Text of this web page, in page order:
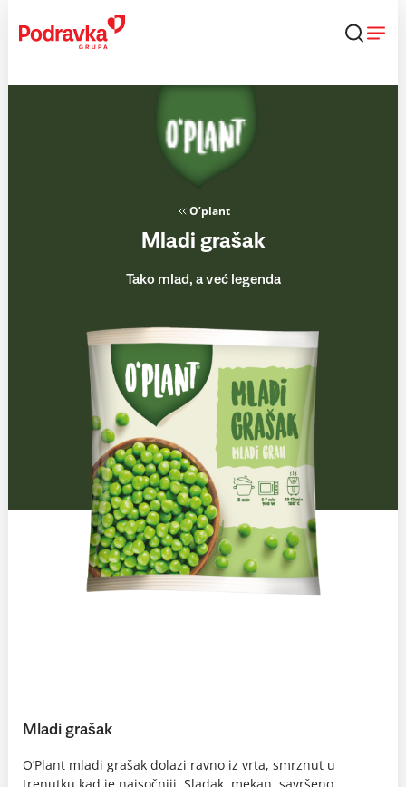
content
O’plant
Mladi grašak
Tako mlad, a već legenda
Mladi grašak
O’Plant mladi grašak dolazi ravno iz vrta, smrznut u